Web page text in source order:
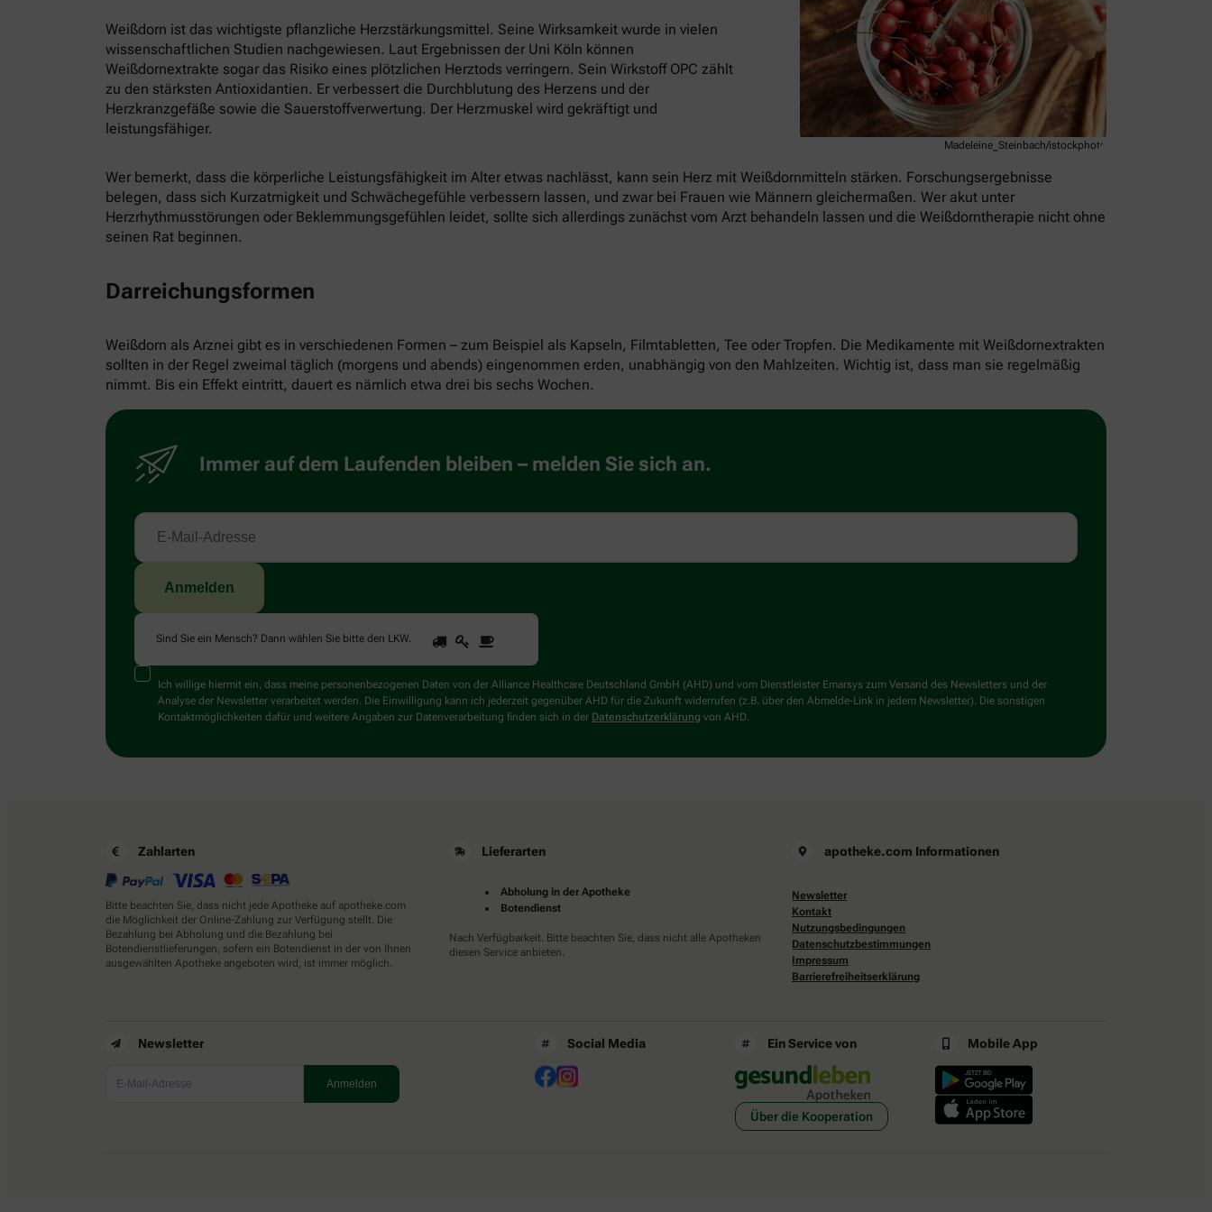
Weißdorn ist das wichtigste pflanzliche Herzstärkungsmittel. Seine Wirksamkeit wurde in vielen
wissenschaftlichen Studien nachgewiesen. Laut Ergebnissen der Uni Köln können
Weißdornextrakte sogar das Risiko eines plötzlichen Herztods verringern. Sein Wirkstoff OPC zählt
zu den stärksten Antioxidantien. Er verbessert die Durchblutung des Herzens und der
Herzkranzgefäße sowie die Sauerstoffverwertung. Der Herzmuskel wird gekräftigt und
leistungsfähiger.
Madeleine_Steinbach/istockphoto
Wer bemerkt, dass die körperliche Leistungsfähigkeit im Alter etwas nachlässt, kann sein Herz mit Weißdornmitteln stärken. Forschungsergebnisse
belegen, dass sich Kurzatmigkeit und Schwächegefühle verbessern lassen, und zwar bei Frauen wie Männern gleichermaßen. Wer akut unter
Herzrhythmusstörungen oder Beklemmungsgefühlen leidet, sollte sich allerdings zunächst vom Arzt behandeln lassen und die Weißdorntherapie nicht ohne
seinen Rat beginnen.
Darreichungsformen
Weißdorn als Arznei gibt es in verschiedenen Formen – zum Beispiel als Kapseln, Filmtabletten, Tee oder Tropfen. Die Medikamente mit Weißdornextrakten
sollten in der Regel zweimal täglich (morgens und abends) eingenommen erden, unabhängig von den Mahlzeiten. Wichtig ist, dass man sie regelmäßig
nimmt. Bis ein Effekt eintritt, dauert es nämlich etwa drei bis sechs Wochen.
Immer auf dem Laufenden bleiben – melden Sie sich an.
Sind Sie ein Mensch? Dann wählen Sie bitte den LKW.
Sind
Sie
ein
Mensch?
Dann
wählen
1 2
Ich willige hiermit ein, dass meine personenbezogenen Daten von der Alliance Healthcare Deutschland GmbH (AHD) und vom Dienstleister Emarsys zum Versand des Newsletters und der
Analyse der Newsletter verarbeitet werden. Die Einwilligung kann ich jederzeit gegenüber AHD für die Zukunft widerrufen (z.B. über den Abmelde-Link in jedem Newsletter). Die sonstigen
Kontaktmöglichkeiten dafür und weitere Angaben zur Datenverarbeitung finden sich in der Datenschutzerklärung von AHD.
Zahlarten
Bitte beachten Sie, dass nicht jede Apotheke auf apotheke.com
die Möglichkeit der Online-Zahlung zur Verfügung stellt. Die
Bezahlung bei Abholung und die Bezahlung bei
Botendienstlieferungen, sofern ein Botendienst in der von Ihnen
ausgewählten Apotheke angeboten wird, ist immer möglich.
Lieferarten
Abholung in der Apotheke
Botendienst
Nach Verfügbarkeit. Bitte beachten Sie, dass nicht alle Apotheken
diesen Service anbieten.
apotheke.com Informationen
Newsletter
Kontakt
Nutzungsbedingungen
Datenschutzbestimmungen
Impressum
Barrierefreiheitserklärung
Newsletter Social Media Ein Service von
Über die Kooperation
Mobile App